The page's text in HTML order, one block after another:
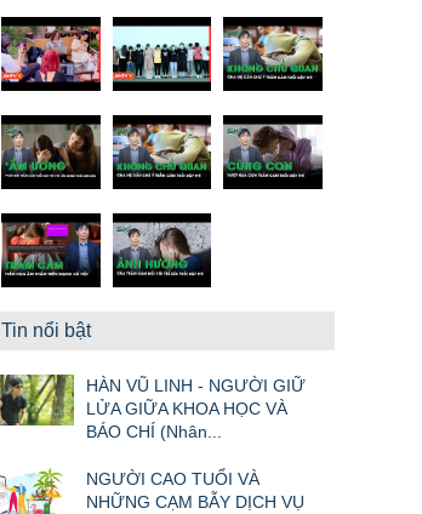
Tin nổi bật
HÀN VŨ LINH - NGƯỜI GIỮ
LỬA GIỮA KHOA HỌC VÀ
BÁO CHÍ (Nhân...
NGƯỜI CAO TUỔI VÀ
NHỮNG CẠM BẪY DỊCH VỤ